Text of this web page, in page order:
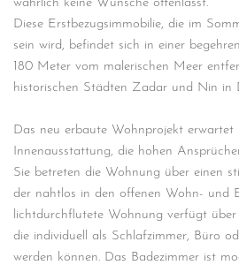
wahrlich keine Wünsche offenlässt.
Diese Erstbezugsimmobilie, die im
sein wird, befindet sich in einer
180 Meter vom malerischen Meer
historischen Städten Zadar und Nin in
Das neu erbaute Wohnprojekt erwartet
Innenausstattung, die hohen
Sie betreten die Wohnung über einen
der nahtlos in den offenen Wohn- und
lichtdurchflutete Wohnung verfügt
die individuell als Schlafzimmer, Büro
werden können. Das Badezimmer ist